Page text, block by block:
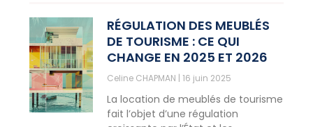
RÉGULATION DES MEUBLÉS
DE TOURISME : CE QUI
CHANGE EN 2025 ET 2026
Celine CHAPMAN 16 juin 2025
La location de meublés de tourisme
fait l’objet d’une régulation